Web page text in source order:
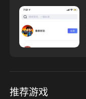
推荐游戏